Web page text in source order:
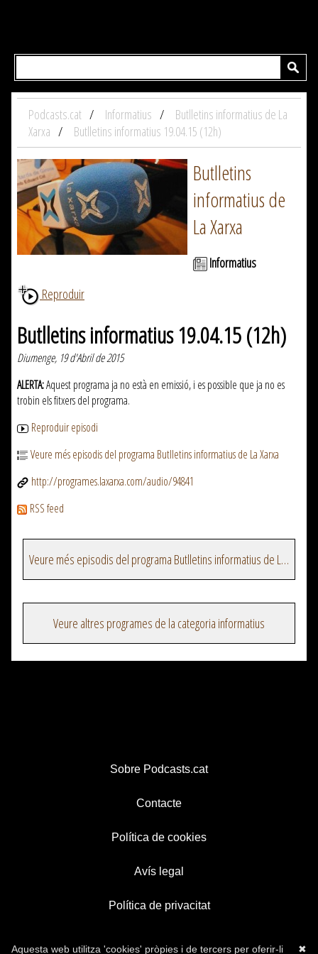
Podcasts.cat Informatius
Butlletins informatius de La
Xarxa
Butlletins informatius 19.04.15 (12h)
Butlletins
informatius de
La Xarxa
Informatius
Reproduir
Butlletins informatius 19.04.15 (12h)
Diumenge, 19 d'Abril de 2015
ALERTA:Aquest programa ja no està en emissió, i es possible que ja no es
trobin els fitxers del programa.
Reproduir episodi
Veure més episodis del programa Butlletins informatius de La Xarxa
http://programes.laxarxa.com/audio/94841
RSS feed
Veure més episodis del programa Butlletins informatius de La Xarxa
Veure altres programes de la categoria informatius
Sobre Podcasts.cat
Contacte
Política de cookies
Avís legal
Política de privacitat
✖
Aquesta web utilitza 'cookies' pròpies i de tercers per oferir-li